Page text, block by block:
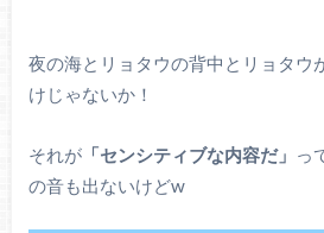
夜の海とリョタウの背中とリョタウ
けじゃないか！
それが「センシティブな内容だ」 っ
の音も出ないけどw